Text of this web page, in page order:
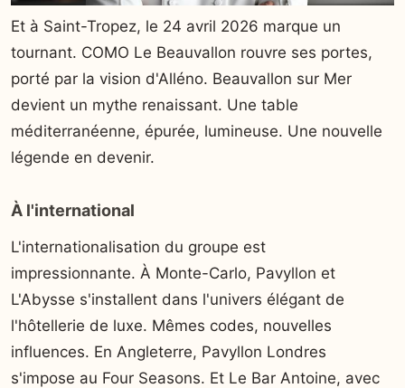
Et à Saint-Tropez, le 24 avril 2026 marque un
tournant. COMO Le Beauvallon rouvre ses portes,
porté par la vision d'Alléno. Beauvallon sur Mer
devient un mythe renaissant. Une table
méditerranéenne, épurée, lumineuse. Une nouvelle
légende en devenir.
À l'international
L'internationalisation du groupe est
impressionnante. À Monte-Carlo, Pavyllon et
L'Abysse s'installent dans l'univers élégant de
l'hôtellerie de luxe. Mêmes codes, nouvelles
influences. En Angleterre, Pavyllon Londres
s'impose au Four Seasons. Et Le Bar Antoine, avec